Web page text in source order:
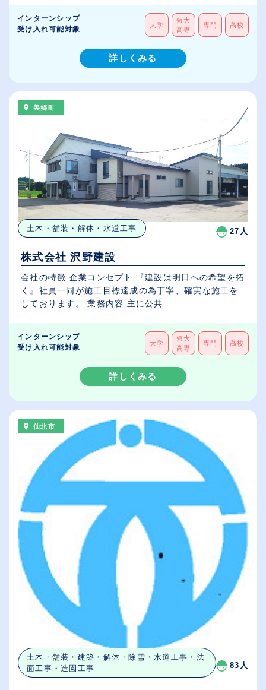
インターンシップ
受け入れ可能対象
大学
短大
高専
専門 高校
詳しくみる
美郷町
土木・舗装・解体・水道工事 27人
株式会社 沢野建設
会社の特徴 企業コンセプト 『建設は明日への希望を拓
く』社員一同が施工目標達成の為丁寧、確実な施工を
しております。 業務内容 主に公共...
インターンシップ
受け入れ可能対象
大学
短大
高専
専門 高校
詳しくみる
仙北市
土木・舗装・建築・解体・除雪・水道工事・法
面工事・造園工事
83人